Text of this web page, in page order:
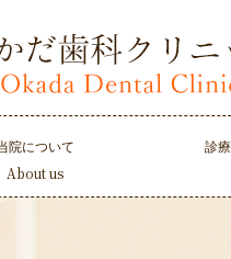
院について
About us
診